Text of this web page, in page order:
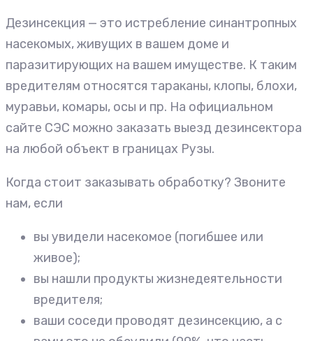
Дезинсекция — это истребление синантропных
насекомых, живущих в вашем доме и
паразитирующих на вашем имуществе. К таким
вредителям относятся тараканы, клопы, блохи,
муравьи, комары, осы и пр. На официальном
сайте СЭС можно заказать выезд дезинсектора
на любой объект в границах Рузы.
Когда стоит заказывать обработку? Звоните
нам, если
вы увидели насекомое (погибшее или
живое);
вы нашли продукты жизнедеятельности
вредителя;
ваши соседи проводят дезинсекцию, а с